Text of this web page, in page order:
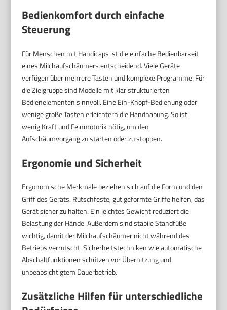
Bedienkomfort durch einfache
Steuerung
Für Menschen mit Handicaps ist die einfache Bedienbarkeit
eines Milchaufschäumers entscheidend. Viele Geräte
verfügen über mehrere Tasten und komplexe Programme. Für
die Zielgruppe sind Modelle mit klar strukturierten
Bedienelementen sinnvoll. Eine Ein-Knopf-Bedienung oder
wenige große Tasten erleichtern die Handhabung. So ist
wenig Kraft und Feinmotorik nötig, um den
Aufschäumvorgang zu starten oder zu stoppen.
Ergonomie und Sicherheit
Ergonomische Merkmale beziehen sich auf die Form und den
Griff des Geräts. Rutschfeste, gut geformte Griffe helfen, das
Gerät sicher zu halten. Ein leichtes Gewicht reduziert die
Belastung der Hände. Außerdem sind stabile Standfüße
wichtig, damit der Milchaufschäumer nicht während des
Betriebs verrutscht. Sicherheitstechniken wie automatische
Abschaltfunktionen schützen vor Überhitzung und
unbeabsichtigtem Dauerbetrieb.
Zusätzliche Hilfen für unterschiedliche